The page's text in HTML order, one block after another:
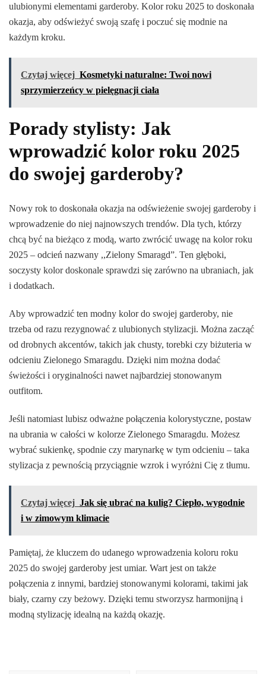
ulubionymi elementami garderoby. Kolor roku 2025 to doskonała
okazja, aby odświeżyć swoją szafę i poczuć się modnie na
każdym kroku.
Czytaj więcej Kosmetyki naturalne: Twoi nowi
sprzymierzeńcy w pielęgnacji ciała
Porady stylisty: Jak
wprowadzić kolor roku 2025
do swojej garderoby?
Nowy rok to doskonała okazja na odświeżenie swojej garderoby i
wprowadzenie do niej najnowszych trendów. Dla tych, którzy
chcą być na bieżąco z modą, warto zwrócić uwagę na kolor roku
2025 – odcień nazwany ,,Zielony Smaragd”. Ten głęboki,
soczysty kolor doskonale sprawdzi się zarówno na ubraniach, jak
i dodatkach.
Aby wprowadzić ten modny kolor do swojej garderoby, nie
trzeba od razu rezygnować z ulubionych stylizacji. Można zacząć
od drobnych akcentów, takich jak chusty, torebki czy biżuteria w
odcieniu Zielonego Smaragdu. Dzięki nim można dodać
świeżości i oryginalności nawet najbardziej stonowanym
outfitom.
Jeśli natomiast lubisz odważne połączenia kolorystyczne, postaw
na ubrania w całości w kolorze Zielonego Smaragdu. Możesz
wybrać sukienkę, spodnie czy marynarkę w tym odcieniu – taka
stylizacja z pewnością przyciągnie wzrok i wyróżni Cię z tłumu.
Czytaj więcej Jak się ubrać na kulig? Ciepło, wygodnie
i w zimowym klimacie
Pamiętaj, że kluczem do udanego wprowadzenia koloru roku
2025 do swojej garderoby jest umiar. Wart jest on także
połączenia z innymi, bardziej stonowanymi kolorami, takimi jak
biały, czarny czy beżowy. Dzięki temu stworzysz harmonijną i
modną stylizację idealną na każdą okazję.